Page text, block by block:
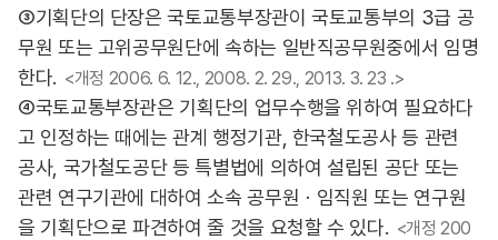
③기획단의 단장은 국토교통부장관이 국토교통부의 3급 공
무원 또는 고위공무원단에 속하는 일반직공무원중에서 임명
한다. <개정 2006. 6. 12., 2008. 2. 29., 2013. 3. 23 .>
④국토교통부장관은 기획단의 업무수행을 위하여 필요하다
고 인정하는 때에는 관계 행정기관, 한국철도공사 등 관련
공사, 국가철도공단 등 특별법에 의하여 설립된 공단 또는
관련 연구기관에 대하여 소속 공무원ㆍ임직원 또는 연구원
을 기획단으로 파견하여 줄 것을 요청할 수 있다. <개정 200